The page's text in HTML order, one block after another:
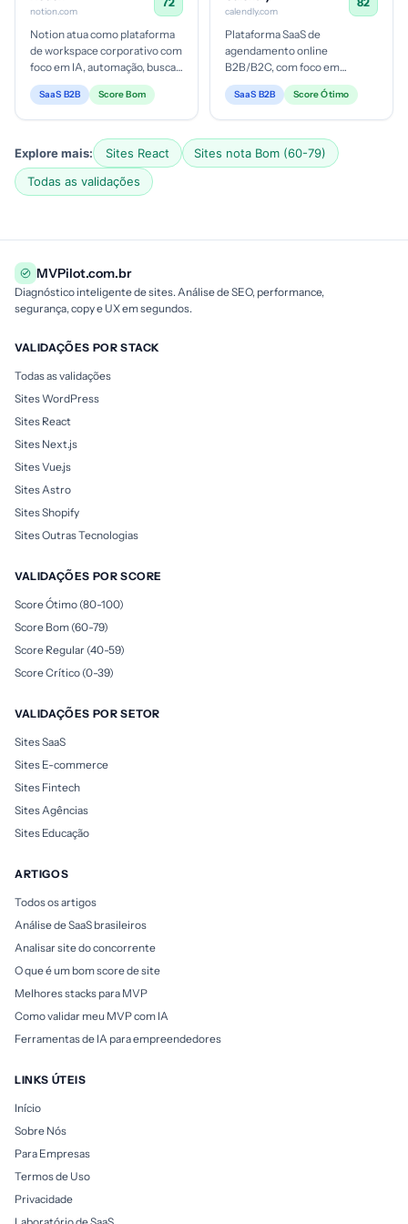
notion.com
Notion atua como plataforma
de workspace corporativo com
foco em IA, automação, busca
abrangente e colaboração.
Nicho de SaaS B2B com múl...
SaaS B2B Score Bom
calendly.com
Plataforma SaaS de
agendamento online
B2B/B2C, com foco em
equipes e enterprise.
Monetização baseada em
planos e add-ons; ticket médio
SaaS B2B Score Ótimo
Explore mais: Sites React
Sites nota Bom (60-79)
Todas as validações
MVPilot.com.br
Diagnóstico inteligente de sites. Análise de SEO, performance,
segurança, copy e UX em segundos.
VALIDAÇÕES POR STACK
Todas as validações
Sites WordPress
Sites React
Sites Next.js
Sites Vue.js
Sites Astro
Sites Shopify
Sites Outras Tecnologias
VALIDAÇÕES POR SCORE
Score Ótimo (80-100)
Score Bom (60-79)
Score Regular (40-59)
Score Crítico (0-39)
VALIDAÇÕES POR SETOR
Sites SaaS
Sites E-commerce
Sites Fintech
Sites Agências
Sites Educação
ARTIGOS
Todos os artigos
Análise de SaaS brasileiros
Analisar site do concorrente
O que é um bom score de site
Melhores stacks para MVP
Como validar meu MVP com IA
Ferramentas de IA para empreendedores
LINKS ÚTEIS
Início
Sobre Nós
Para Empresas
Termos de Uso
Privacidade